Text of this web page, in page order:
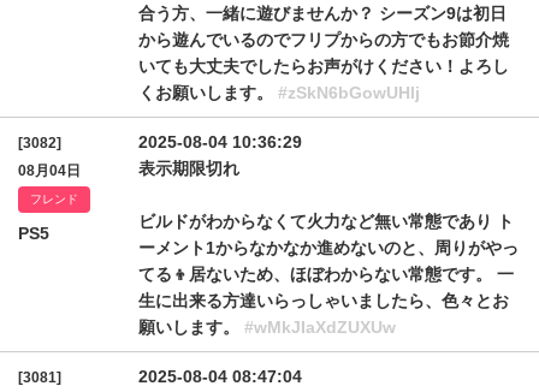
合う方、一緒に遊びませんか？ シーズン9は初日
から遊んでいるのでフリプからの方でもお節介焼
いても大丈夫でしたらお声がけください！よろし
くお願いします。 #zSkN6bGowUHlj
[3082]
08月04日
フレンド
PS5
2025-08-04 10:36:29
表示期限切れ
ビルドがわからなくて火力など無い常態であり ト
ーメント1からなかなか進めないのと、周りがやっ
てる👦居ないため、ほぼわからない常態です。 一
生に出来る方達いらっしゃいましたら、色々とお
願いします。 #wMkJIaXdZUXUw
[3081]
2025-08-04 08:47:04